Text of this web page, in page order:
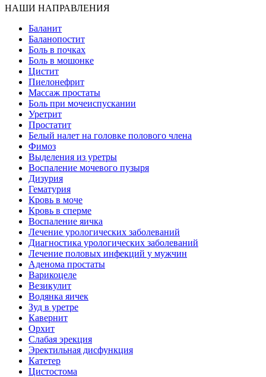
НАШИ НАПРАВЛЕНИЯ
Баланит
Баланопостит
Боль в почках
Боль в мошонке
Цистит
Пиелонефрит
Массаж простаты
Боль при мочеиспускании
Уретрит
Простатит
Белый налет на головке полового члена
Фимоз
Выделения из уретры
Воспаление мочевого пузыря
Дизурия
Гематурия
Кровь в моче
Кровь в сперме
Воспаление яичка
Лечение урологических заболеваний
Диагностика урологических заболеваний
Лечение половых инфекций у мужчин
Аденома простаты
Варикоцеле
Везикулит
Водянка яичек
Зуд в уретре
Кавернит
Орхит
Слабая эрекция
Эректильная дисфункция
Катетер
Цистостома